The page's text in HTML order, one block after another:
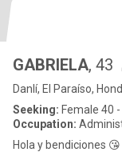
GABRIELA, 43
Danlí, El Paraíso,
Seeking: Female 40
Occupation:
Hola y bendiciones 😘